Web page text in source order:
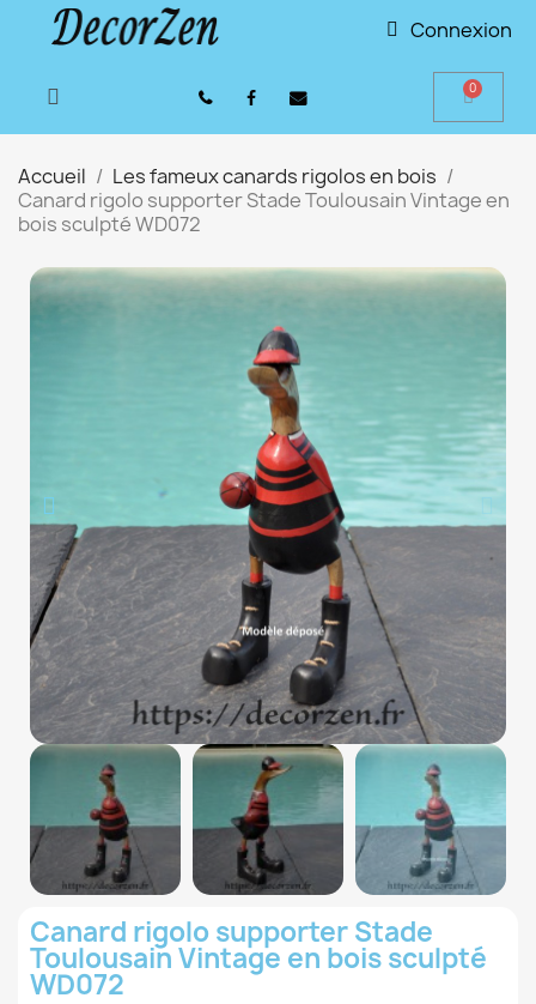
Connexion
Accueil
Les fameux canards rigolos en bois
Canard rigolo supporter Stade Toulousain Vintage en
bois sculpté WD072
Canard rigolo supporter Stade
Toulousain Vintage en bois sculpté
WD072